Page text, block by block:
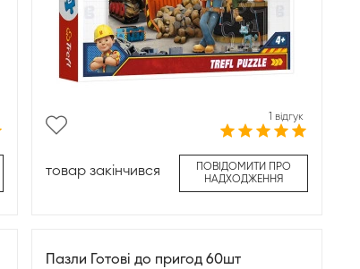
1 відгук
товар закінчився
ПОВІДОМИТИ ПРО
НАДХОДЖЕННЯ
Пазли Готові до пригод 60шт